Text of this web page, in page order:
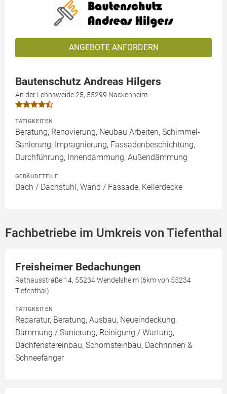
ANGEBOTE ANFORDERN
Bautenschutz Andreas Hilgers
An der Lehnsweide 25, 55299 Nackenheim
TÄTIGKEITEN
Beratung, Renovierung, Neubau Arbeiten, Schimmel-
Sanierung, Imprägnierung, Fassadenbeschichtung,
Durchführung, Innendämmung, Außendämmung
GEBÄUDETEILE
Dach / Dachstuhl, Wand / Fassade, Kellerdecke
Fachbetriebe im Umkreis von Tiefenthal
Freisheimer Bedachungen
Rathausstraße 14, 55234 Wendelsheim (6km von 55234
Tiefenthal)
TÄTIGKEITEN
Reparatur, Beratung, Ausbau, Neueindeckung,
Dämmung / Sanierung, Reinigung / Wartung,
Dachfenstereinbau, Schornsteinbau, Dachrinnen &
Schneefänger